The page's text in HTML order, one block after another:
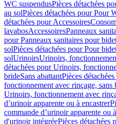
WC suspendusPièces détachées
au solPièces détachées pour Pour
détachées pour Accessoires
lavabosAccessoiresPanneaux
pour Panneaux sanitaires pour
solPièces détachées pour Pour
solUrinoirsUrinoirs,
détachées pour Urinoirs,
brideSans abattantPièces
fonctionnement avec rinçage, sans
Urinoirs, fonctionnement avec
d’urinoir apparente ou à encastrer
commande d’urinoir apparente ou
d'urinoir intégréePièces détachées